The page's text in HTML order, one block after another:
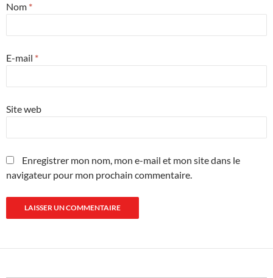
Nom *
E-mail *
Site web
Enregistrer mon nom, mon e-mail et mon site dans le
navigateur pour mon prochain commentaire.